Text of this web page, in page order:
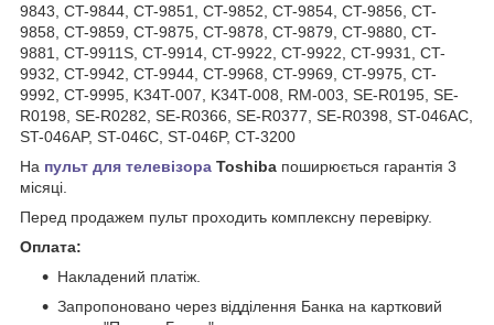
9843, CT-9844, CT-9851, CT-9852, CT-9854, CT-9856, CT-
9858, CT-9859, CT-9875, CT-9878, CT-9879, CT-9880, CT-
9881, CT-9911S, CT-9914, CT-9922, CT-9922, CT-9931, CT-
9932, CT-9942, CT-9944, CT-9968, CT-9969, CT-9975, CT-
9992, CT-9995, K34T-007, K34T-008, RM-003, SE-R0195, SE-
R0198, SE-R0282, SE-R0366, SE-R0377, SE-R0398, ST-046AC,
ST-046AP, ST-046C, ST-046P, СT-3200
На пульт для телевізора Toshiba поширюється гарантія 3
місяці.
Перед продажем пульт проходить комплексну перевірку.
Оплата:
Накладений платіж.
Запропоновано через відділення Банка на картковий